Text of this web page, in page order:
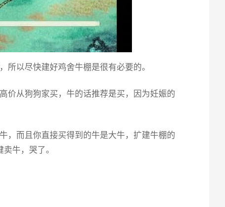
以尽快建好鸡舍牛棚是很有必要的。
价从狗狗家买，牛的话推荐是买，因为妊娠的
，而且你直接买得到的牛是大牛，扩建牛棚的
牛，哭了。